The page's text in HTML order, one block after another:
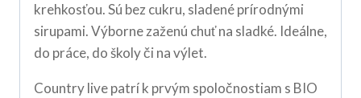
krehkosťou. Sú bez cukru, sladené prírodnými
sirupami. Výborne zaženú chuť na sladké. Ideálne,
do práce, do školy či na výlet.
Country live patrí k prvým spoločnostiam s BIO